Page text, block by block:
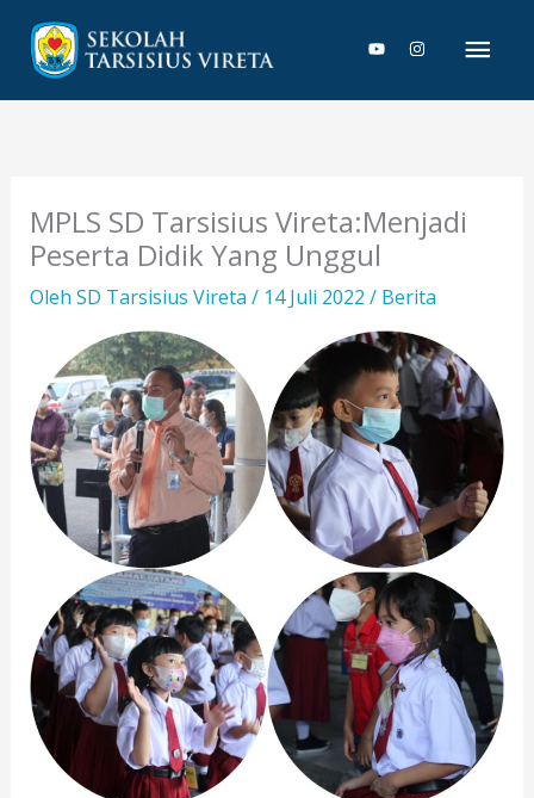
konten
MPLS SD Tarsisius Vireta:Menjadi
Peserta Didik Yang Unggul
Oleh SD Tarsisius Vireta / 14 Juli 2022 / Berita